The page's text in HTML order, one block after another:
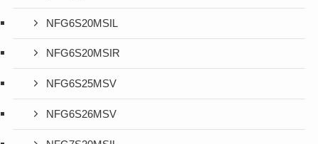
NFG6S20MSIL
NFG6S20MSIR
NFG6S25MSV
NFG6S26MSV